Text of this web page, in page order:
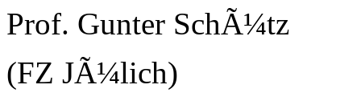
Prof. Gunter SchÃ¼tz
(FZ JÃ¼lich)